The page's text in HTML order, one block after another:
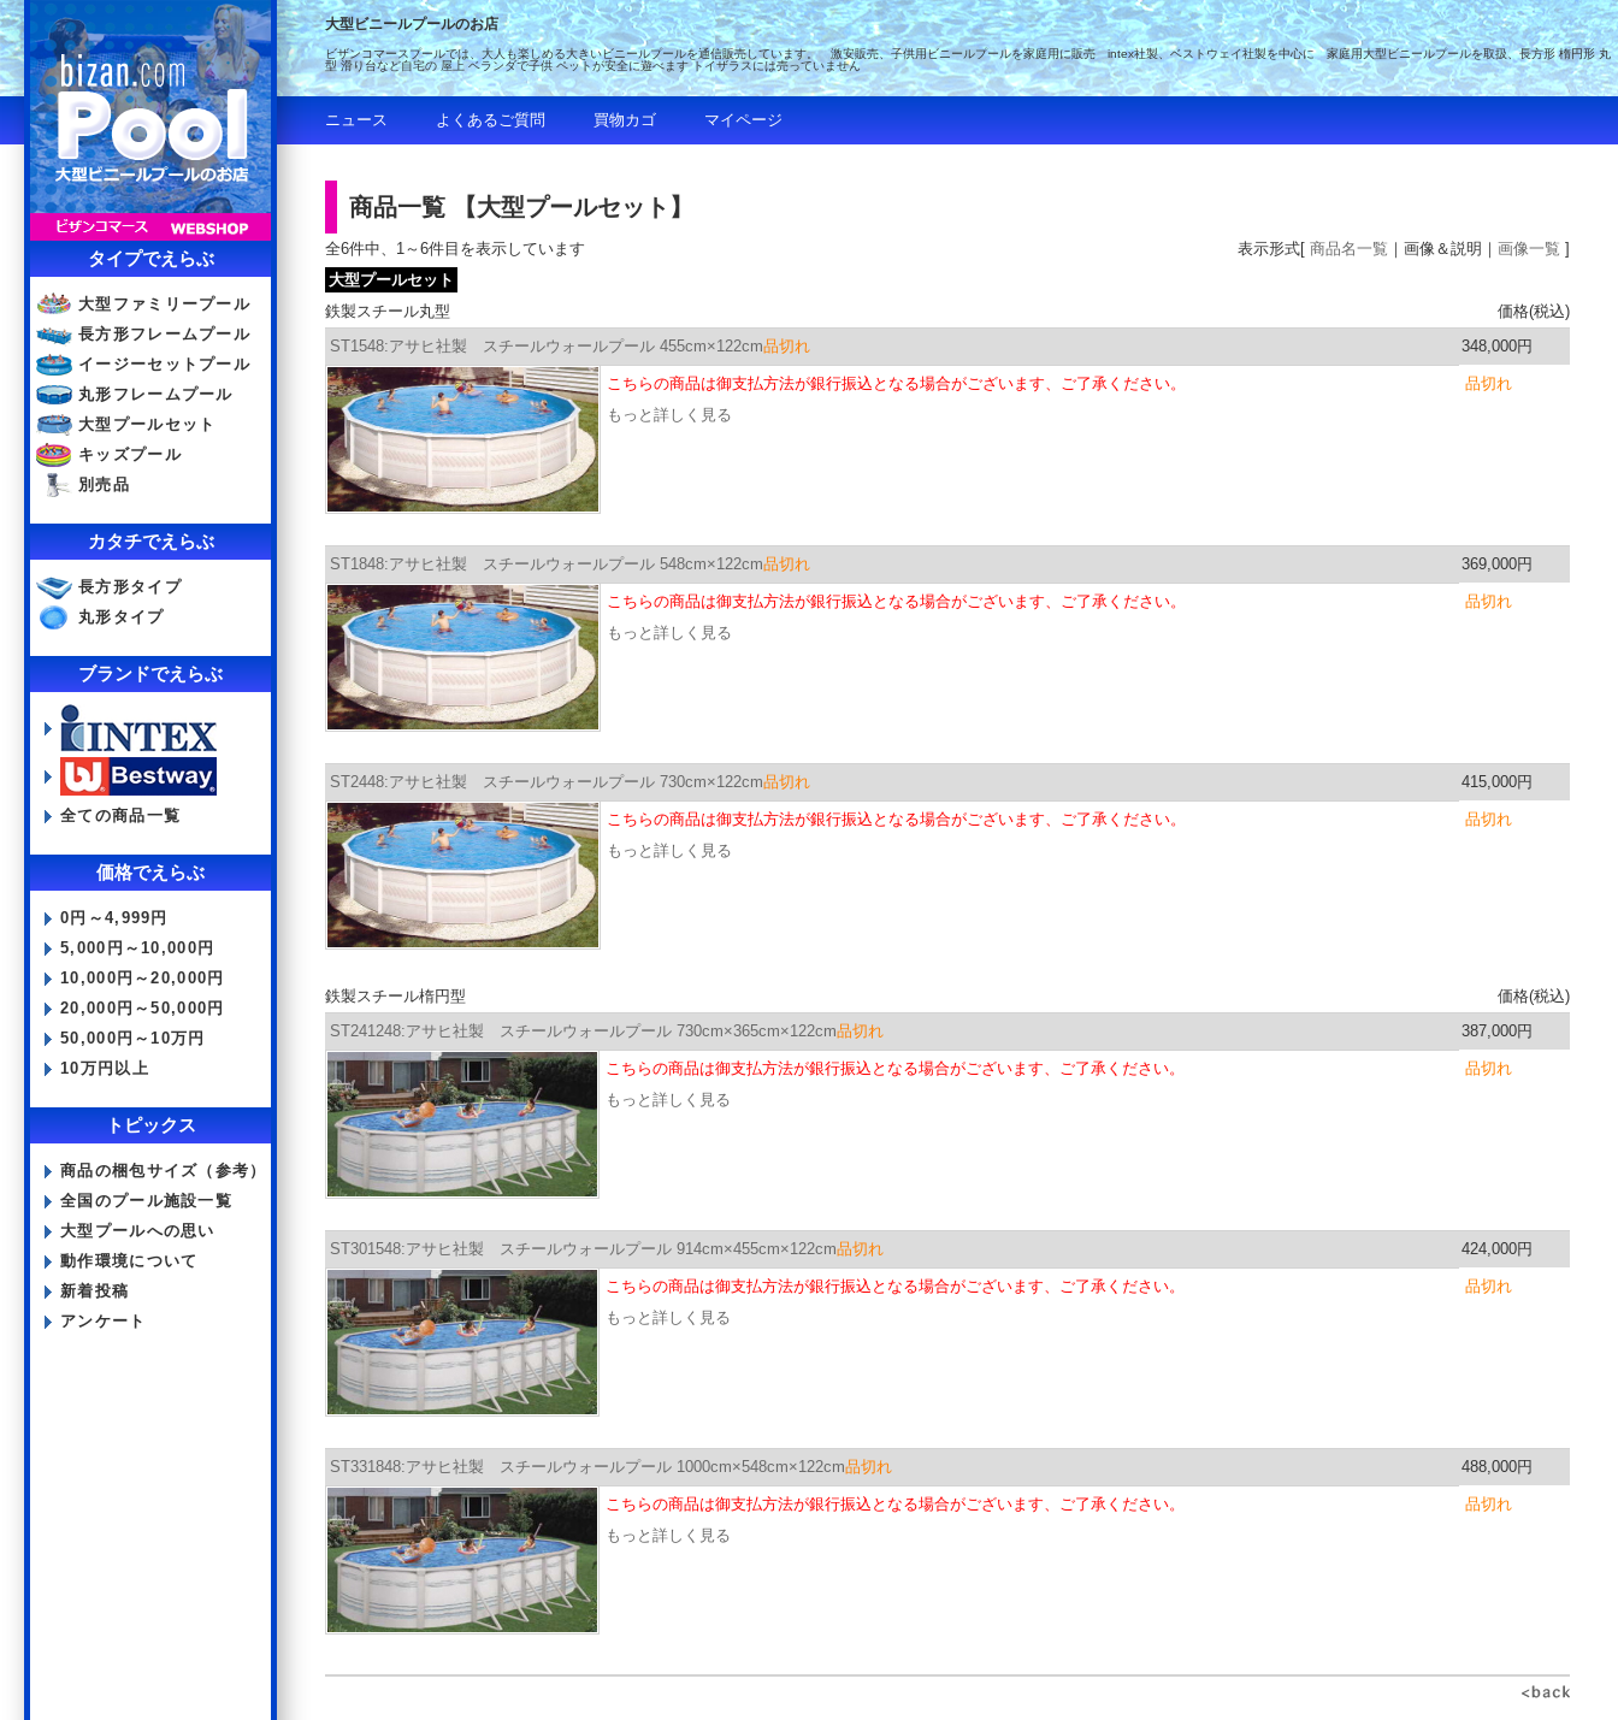
タイプでえらぶ
大型ファミリープール
長方形フレームプール
イージーセットプール
丸形フレームプール
大型プールセット
キッズプール
別売品
カタチでえらぶ
長方形タイプ
丸形タイプ
ブランドでえらぶ
全ての商品一覧
価格でえらぶ
0円～4,999円
5,000円～10,000円
10,000円～20,000円
20,000円～50,000円
50,000円～10万円
10万円以上
トピックス
商品の梱包サイズ（参考）
全国のプール施設一覧
大型プールへの思い
動作環境について
新着投稿
アンケート
大型ビニールプールのお店
ビザンコマースプールでは、大人も楽しめる大きいビニールプールを通信販売しています。 激安販売、子供用ビニールプールを家庭用に販売 intex社製、ベストウェイ社製を中心に 家庭用大型ビニールプールを取扱、長方形 楕円形 丸
型 滑り台など自宅の 屋上 ベランダで子供 ペットが安全に遊べます トイザラスには売っていません
ニュース よくあるご質問 買物カゴ マイページ
商品一覧 【大型プールセット】
全6件中、1～6件目を表示しています 表示形式[ 商品名一覧 ｜画像＆説明｜ 画像一覧 ]
大型プールセット
鉄製スチール丸型
価格(税込)
ST1548:アサヒ社製 スチールウォールプール 455cm×122cm品切れ 348,000円
こちらの商品は御支払方法が銀行振込となる場合がございます、ご了承ください。
もっと詳しく見る
品切れ
ST1848:アサヒ社製 スチールウォールプール 548cm×122cm品切れ 369,000円
こちらの商品は御支払方法が銀行振込となる場合がございます、ご了承ください。
もっと詳しく見る
品切れ
ST2448:アサヒ社製 スチールウォールプール 730cm×122cm品切れ 415,000円
こちらの商品は御支払方法が銀行振込となる場合がございます、ご了承ください。
もっと詳しく見る
品切れ
鉄製スチール楕円型
価格(税込)
ST241248:アサヒ社製 スチールウォールプール 730cm×365cm×122cm品切れ 387,000円
こちらの商品は御支払方法が銀行振込となる場合がございます、ご了承ください。
もっと詳しく見る
品切れ
ST301548:アサヒ社製 スチールウォールプール 914cm×455cm×122cm品切れ 424,000円
こちらの商品は御支払方法が銀行振込となる場合がございます、ご了承ください。
もっと詳しく見る
品切れ
ST331848:アサヒ社製 スチールウォールプール 1000cm×548cm×122cm品切れ 488,000円
こちらの商品は御支払方法が銀行振込となる場合がございます、ご了承ください。
もっと詳しく見る
品切れ